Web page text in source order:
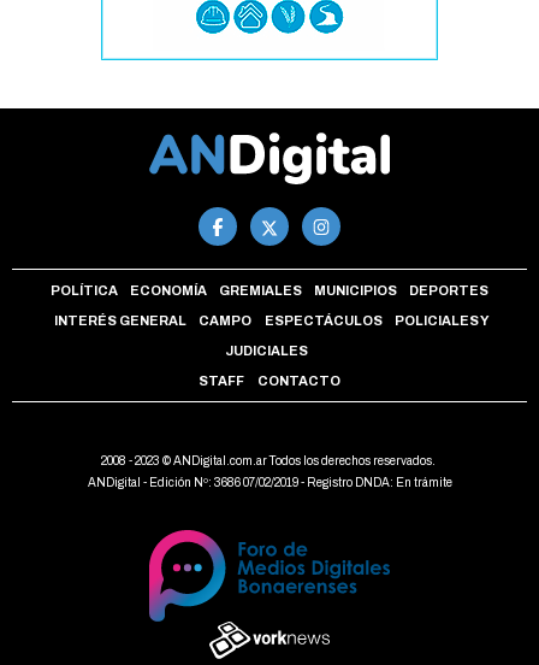
POLÍTICA ECONOMÍA GREMIALES MUNICIPIOS DEPORTES
INTERÉS GENERAL CAMPO ESPECTÁCULOS POLICIALES Y
JUDICIALES
STAFF CONTACTO
2008 - 2023 © ANDigital.com.ar Todos los derechos reservados.
ANDigital - Edición Nº: 3686 07/02/2019 - Registro DNDA: En trámite